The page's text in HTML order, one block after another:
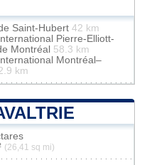
Saint-Hubert 42 km
Pierre-Elliott-
Montréal 58.3 km
Montréal–
km
(26,41 sq mi)